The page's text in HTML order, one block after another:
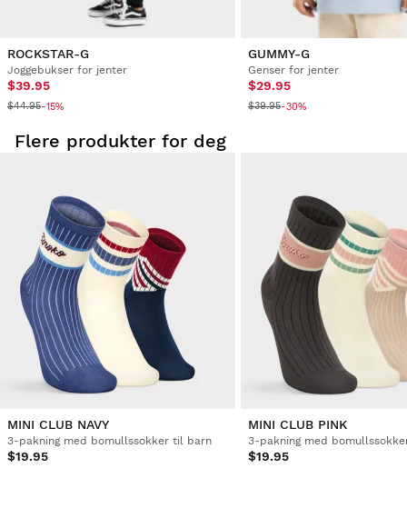
ROCKSTAR-G
Joggebukser for jenter
$39.95
$44.95-15%
GUMMY-G
Genser for jenter
$29.95
$39.95-30%
Flere produkter for deg
MINI CLUB NAVY
3-pakning med bomullssokker til barn
$19.95
MINI CLUB PINK
3-pakning med
$19.95